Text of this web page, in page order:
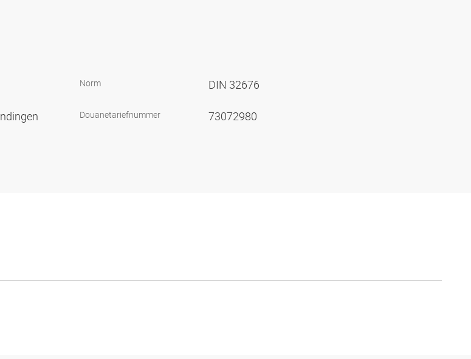
Norm DIN 32676
Douanetariefnummer 73072980